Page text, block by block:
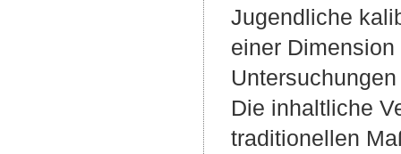
Jugendliche
einer
Die inhaltliche
traditionellen